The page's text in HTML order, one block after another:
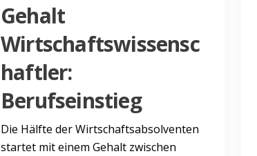
Gehalt
Wirtschaftswissensc
haftler:
Berufseinstieg
Die Hälfte der Wirtschaftsabsolventen
startet mit einem Gehalt zwischen